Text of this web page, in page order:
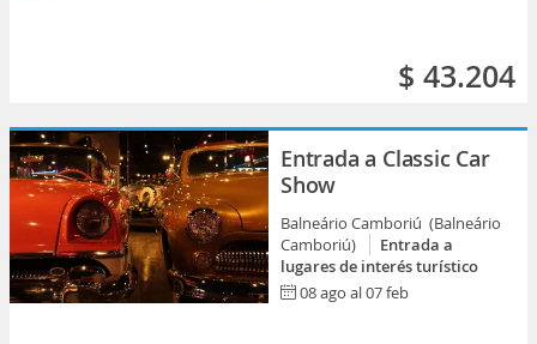
$ 43.204
Entrada a Classic Car
Show
Balneário Camboriú (Balneário
Camboriú)
Entrada a
lugares de interés turístico
08 ago al 07 feb